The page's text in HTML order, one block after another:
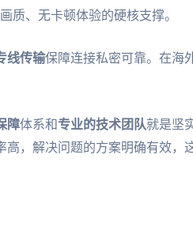
质、无卡顿体验的硬核支撑。
线传输保障连接私密可靠。在海
障体系和专业的技术团队就是坚
，解决问题的方案明确有效，